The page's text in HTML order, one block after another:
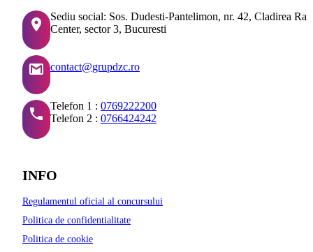
Sediu social: Sos. Dudesti-Pantelimon, nr. 42, Cladirea
Center, sector 3, Bucuresti
contact@grupdzc.ro
Telefon 1 : 0769222200
Telefon 2 : 0766424242
INFO
Regulamentul oficial al concursului
Politica de confidentialitate
Politica de cookie